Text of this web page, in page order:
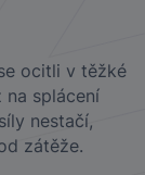
ocitli v těžké
na splácení
nestačí,
zátěže.